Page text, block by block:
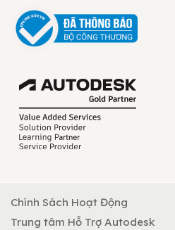
Chính Sách Hoạt Động
Trung tâm Hỗ Trợ Autodesk